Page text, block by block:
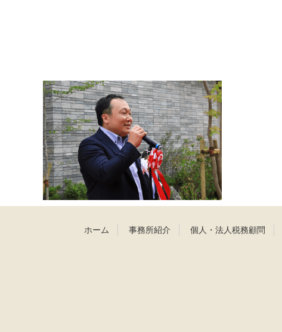
ホーム 事務所紹介 個人・法人税務顧問